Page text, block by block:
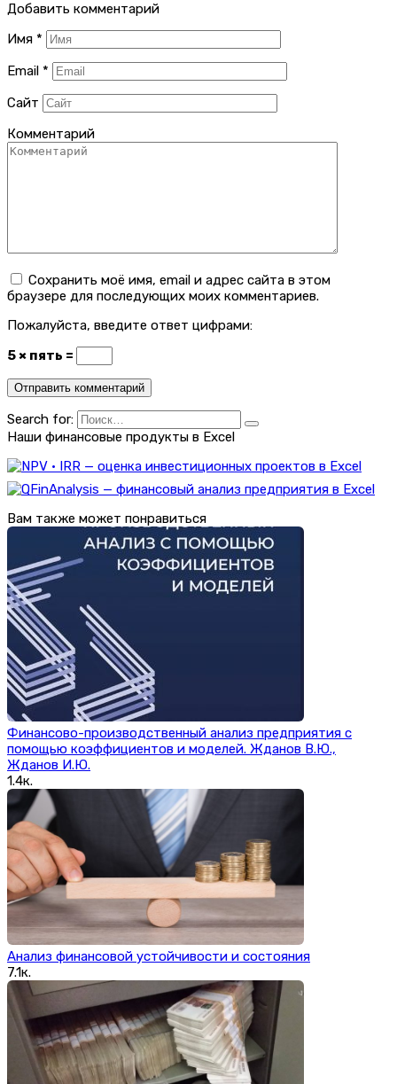
Добавить комментарий
Имя *
Email *
Сайт
Комментарий
Сохранить моё имя, email и адрес сайта в этом
браузере для последующих моих комментариев.
Пожалуйста, введите ответ цифрами:
5 × пять =
Search for:
Наши финансовые продукты в Excel
Вам также может понравиться
Финансово-производственный анализ предприятия с
помощью коэффициентов и моделей. Жданов В.Ю.,
Жданов И.Ю.
1.4к.
Анализ финансовой устойчивости и состояния
7.1к.